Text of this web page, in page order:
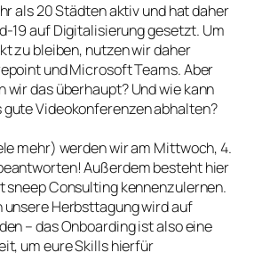
als 20 Städten aktiv und hat daher
19 auf Digitalisierung gesetzt. Um
zu bleiben, nutzen wir daher
und Microsoft Teams. Aber
wir das überhaupt? Und wie kann
gute Videokonferenzen abhalten?
mehr) werden wir am Mittwoch, 4.
Außerdem besteht hier
sneep Consulting kennenzulernen.
unsere Herbsttagung wird auf
– das Onboarding ist also eine
um eure Skills hierfür